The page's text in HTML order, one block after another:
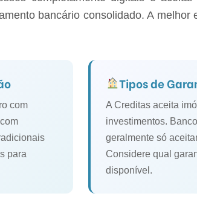
bancário consolidado. A melhor
com
para
Tipos de
A Creditas aceita
investimentos.
geralmente só
Considere qual
disponível.